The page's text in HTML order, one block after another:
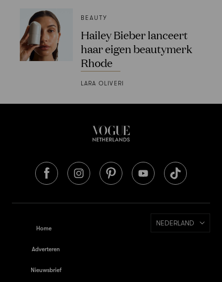
BEAUTY
Hailey Bieber lanceert
haar eigen beautymerk
Rhode
LARA OLIVERI
Home
Adverteren
Nieuwsbrief
NEDERLAND